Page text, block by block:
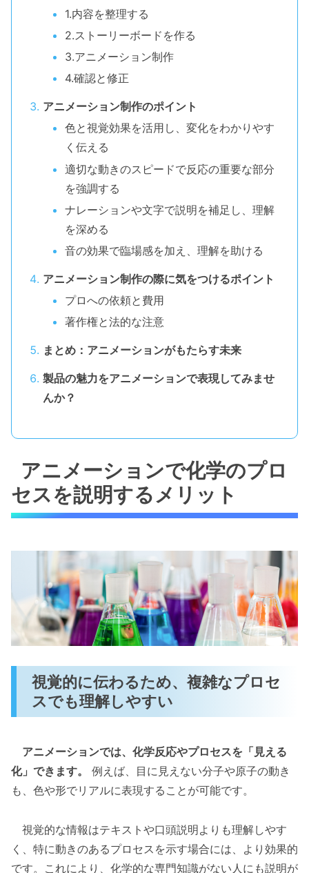
1.内容を整理する
2.ストーリーボードを作る
3.アニメーション制作
4.確認と修正
アニメーション制作のポイント
色と視覚効果を活用し、変化をわかりやす
く伝える
適切な動きのスピードで反応の重要な部分
を強調する
ナレーションや文字で説明を補足し、理解
を深める
音の効果で臨場感を加え、理解を助ける
アニメーション制作の際に気をつけるポイント
プロへの依頼と費用
著作権と法的な注意
まとめ：アニメーションがもたらす未来
製品の魅力をアニメーションで表現してみませ
んか？
アニメーションで化学のプロ
セスを説明するメリット
視覚的に伝わるため、複雑なプロセ
スでも理解しやすい
アニメーションでは、化学反応やプロセスを「見える
化」できます。
例えば、目に見えない分子や原子の動き
も、色や形でリアルに表現することが可能です。
視覚的な情報はテキストや口頭説明よりも理解しやす
く、特に動きのあるプロセスを示す場合には、より効果的
です。これにより、化学的な専門知識がない人にも説明が